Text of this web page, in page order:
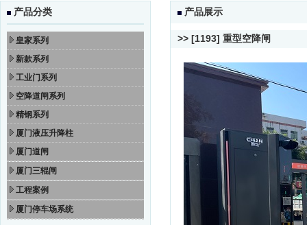
产品分类
皇家系列
新款系列
工业门系列
空降道闸系列
精钢系列
厦门液压升降柱
厦门道闸
厦门三辊闸
工程案例
厦门停车场系统
产品展示
>> [1193] 重型空降闸